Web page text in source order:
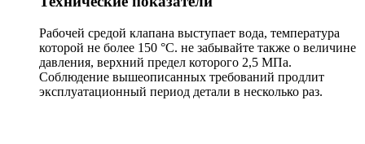
Рабочей средой клапана выступает вода, температура
которой не более 150 °С. не забывайте также о величине
давления, верхний предел которого 2,5 МПа.
Соблюдение вышеописанных требований продлит
эксплуатационный период детали в несколько раз.